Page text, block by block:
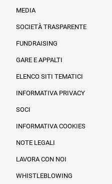
MEDIA
SOCIETÀ TRASPARENTE
FUNDRAISING
GARE E APPALTI
ELENCO SITI TEMATICI
INFORMATIVA PRIVACY
SOCI
INFORMATIVA COOKIES
NOTE LEGALI
LAVORA CON NOI
WHISTLEBLOWING